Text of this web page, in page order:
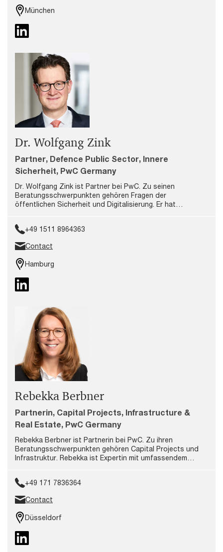
München
Dr. Wolfgang Zink
Partner, Defence Public Sector, Innere
Sicherheit, PwC Germany
Dr. Wolfgang Zink ist Partner bei PwC. Zu seinen
Beratungsschwerpunkten gehören Fragen der
öffentlichen Sicherheit und Digitalisierung. Er hat
Digitalisierungsprogramme.
+49 1511 8964363
Contact
Hamburg
Rebekka Berbner
Partnerin, Capital Projects, Infrastructure &
Real Estate, PwC Germany
Rebekka Berbner ist Partnerin bei PwC. Zu ihren
Beratungsschwerpunkten gehören Capital Projects und
Infrastruktur. Rebekka ist Expertin mit umfassendem
Durchführung von komplexen Infrastrukturvorhaben.
+49 171 7836364
Contact
Düsseldorf